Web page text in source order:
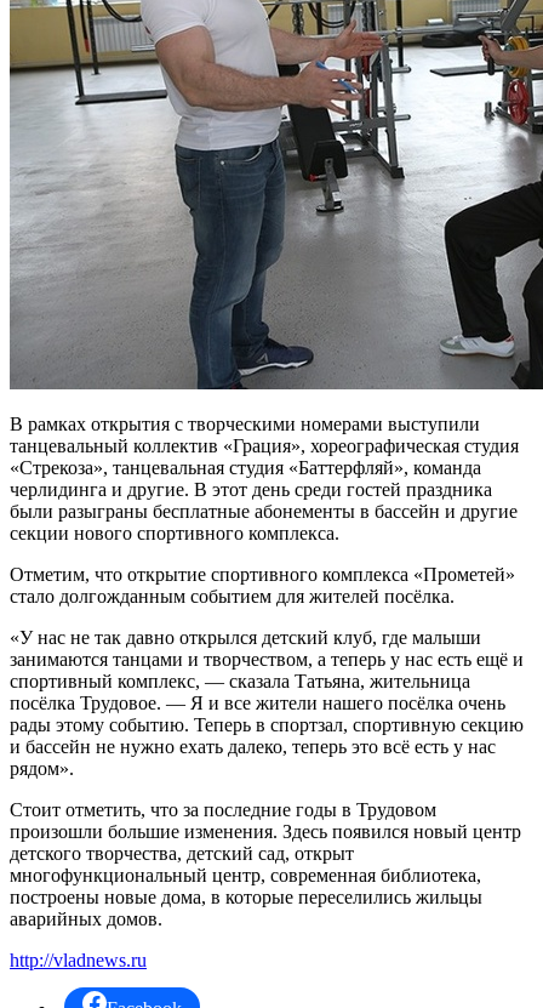
В рамках открытия с творческими номерами выступили
танцевальный коллектив «Грация», хореографическая студия
«Стрекоза», танцевальная студия «Баттерфляй», команда
черлидинга и другие. В этот день среди гостей праздника
были разыграны бесплатные абонементы в бассейн и другие
секции нового спортивного комплекса.
Отметим, что открытие спортивного комплекса «Прометей»
стало долгожданным событием для жителей посёлка.
«У нас не так давно открылся детский клуб, где малыши
занимаются танцами и творчеством, а теперь у нас есть ещё и
спортивный комплекс, — сказала Татьяна, жительница
посёлка Трудовое. — Я и все жители нашего посёлка очень
рады этому событию. Теперь в спортзал, спортивную секцию
и бассейн не нужно ехать далеко, теперь это всё есть у нас
рядом».
Стоит отметить, что за последние годы в Трудовом
произошли большие изменения. Здесь появился новый центр
детского творчества, детский сад, открыт
многофункциональный центр, современная библиотека,
построены новые дома, в которые переселились жильцы
аварийных домов.
http://vladnews.ru